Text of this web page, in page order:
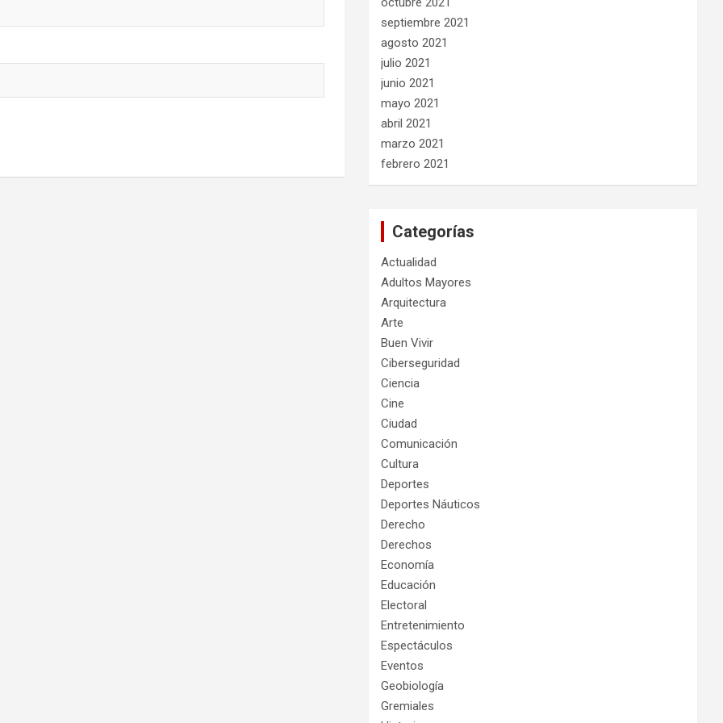
septiembre 2021
agosto 2021
julio 2021
junio 2021
mayo 2021
abril 2021
marzo 2021
febrero 2021
Categorías
Actualidad
Adultos Mayores
Arquitectura
Arte
Buen Vivir
Ciberseguridad
Ciencia
Cine
Ciudad
Comunicación
Cultura
Deportes
Deportes Náuticos
Derecho
Derechos
Economía
Educación
Electoral
Entretenimiento
Espectáculos
Eventos
Geobiología
Gremiales